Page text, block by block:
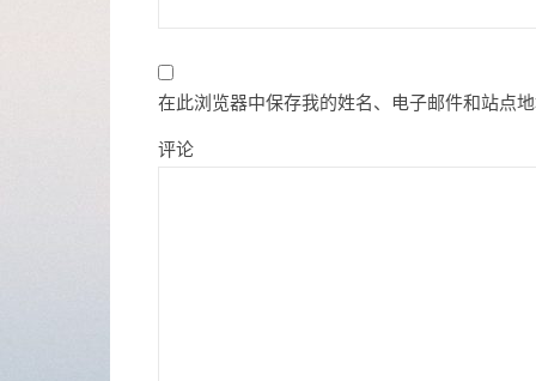
在此浏览器中保存我的姓名、电子邮件和站点
评论